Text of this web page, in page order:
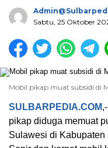
Sabtu, 25 Oktober
Mobil pikap muat subsidi di
SULBARPEDIA.COM
pikap diduga memuat
Sulawesi di